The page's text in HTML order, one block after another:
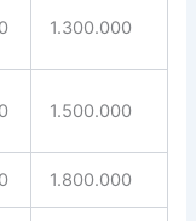
1.300.000
1.500.000
1.800.000